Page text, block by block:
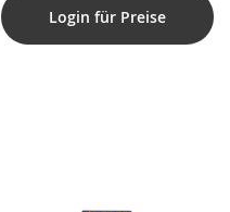
Login für Preise